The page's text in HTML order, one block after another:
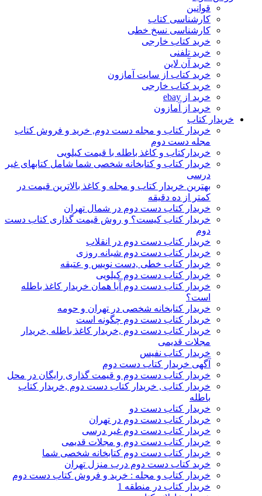
قوانین
کارشناسی کتاب
کارشناسی نسخ خطی
خرید کتاب خارجی
خرید تلفنی
خرید آن لاین
خرید کتاب از سایت آمازون
خرید کتاب خارجی
خرید از ebay
خرید از آمازون
خریدار کتاب
خریدار کتاب و مجله دست دوم, خرید و فروش کتاب
مجله دست دوم
خریدارکتاب و کاغذ باطله با قیمت کیلویی
خریدار کتاب و کتابخانه شخصی شما شامل کتابهای غیر
درسی
بهترین خریدار کتاب و مجله و کاغذ بالاترین قیمت در
کمتر از ده دقیقه
خریدار کتاب دست دوم در شمال تهران
خریدار کتاب کیست؟ و روش قیمت گذاری کتاب دست
دوم
خریدار کتاب دست دوم در انقلاب
خریدار کتاب دست دوم شبانه روزی
خریدار کتاب خطی ,دست نویس و عتیقه
خریدار کتاب دست دوم کیلویی
خریدار کتاب دست دوم آیا همان خریدار کاغذ باطله
است؟
خریدار کتابخانه شخصی در تهران و حومه
خریدار کتاب دست دوم چگونه است
خریدار کتاب دست دوم ,خریدار کاغذ باطله ,خریدار
مجلات قدیمی
خریدار کتاب نفیس
آگهی خریدار کتاب دست دوم
خریدار کتاب دست دوم و قیمت گذاری رایگان در محل
خریدار کتاب , خریدار کتاب دست دوم ,خریدار کتاب
باطله
خریدار کتاب دست دو
خریدار کتاب دست دوم در تهران
خریدار کتاب دست دوم غیر درسی
خریدار کتاب دست دوم و مجلات قدیمی
خریدار کتاب دست دوم کتابخانه شخصی شما
خرید کتاب دست دوم درب منزل تهران
خریدار کتاب و مجله : خرید و فروش کتاب دست دوم
خریدار کتاب در منطقه 1